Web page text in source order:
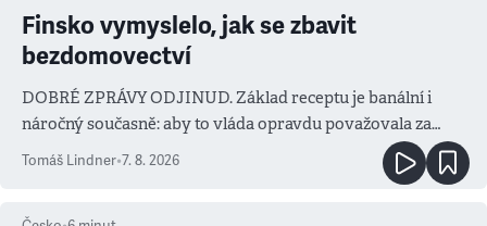
Finsko vymyslelo, jak se zbavit
bezdomovectví
DOBRÉ ZPRÁVY ODJINUD. Základ receptu je banální i
náročný současně: aby to vláda opravdu považovala za
prioritu
Tomáš Lindner•7. 8. 2026